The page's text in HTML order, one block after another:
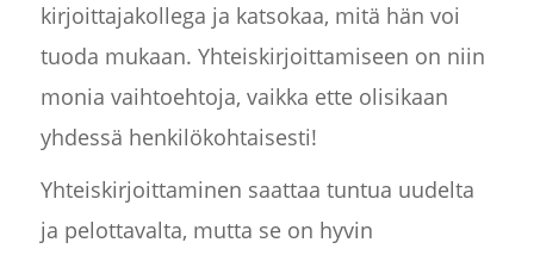
kirjoittajakollega ja katsokaa, mitä hän voi
tuoda mukaan. Yhteiskirjoittamiseen on niin
monia vaihtoehtoja, vaikka ette olisikaan
yhdessä henkilökohtaisesti!
Yhteiskirjoittaminen saattaa tuntua uudelta
ja pelottavalta, mutta se on hyvin